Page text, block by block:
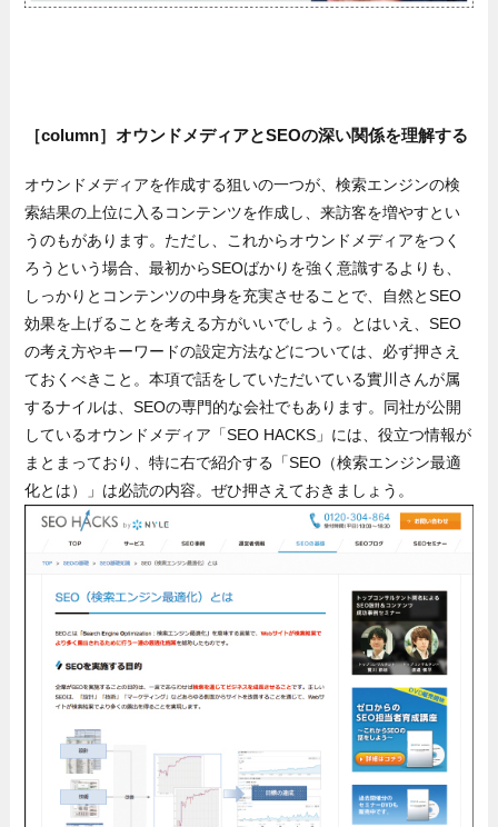
［column］オウンドメディアとSEOの深い関係を理解する
オウンドメディアを作成する狙いの一つが、検索エンジンの検
索結果の上位に入るコンテンツを作成し、来訪客を増やすとい
うのもがあります。ただし、これからオウンドメディアをつく
ろうという場合、最初からSEOばかりを強く意識するよりも、
しっかりとコンテンツの中身を充実させることで、自然とSEO
効果を上げることを考える方がいいでしょう。とはいえ、SEO
の考え方やキーワードの設定方法などについては、必ず押さえ
ておくべきこと。本項で話をしていただいている實川さんが属
するナイルは、SEOの専門的な会社でもあります。同社が公開
しているオウンドメディア「SEO HACKS」には、役立つ情報が
まとまっており、特に右で紹介する「SEO（検索エンジン最適
化とは）」は必読の内容。ぜひ押さえておきましょう。